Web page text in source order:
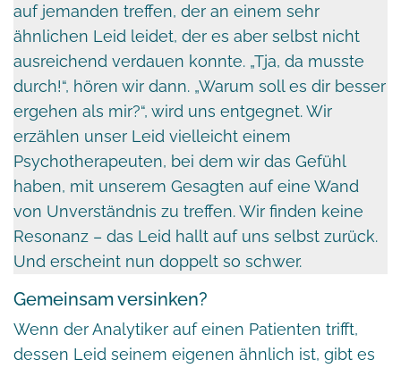
auf jemanden treffen, der an einem sehr
ähnlichen Leid leidet, der es aber selbst nicht
ausreichend verdauen konnte. „Tja, da musste
durch!“, hören wir dann. „Warum soll es dir besser
ergehen als mir?“, wird uns entgegnet. Wir
erzählen unser Leid vielleicht einem
Psychotherapeuten, bei dem wir das Gefühl
haben, mit unserem Gesagten auf eine Wand
von Unverständnis zu treffen. Wir finden keine
Resonanz – das Leid hallt auf uns selbst zurück.
Und erscheint nun doppelt so schwer.
Gemeinsam versinken?
Wenn der Analytiker auf einen Patienten trifft,
dessen Leid seinem eigenen ähnlich ist, gibt es